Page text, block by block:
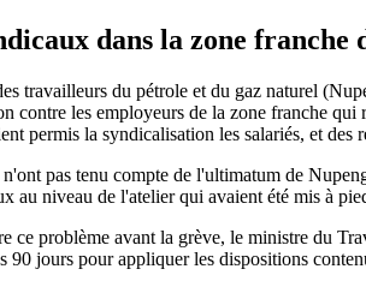
dans la zone
travailleurs du pétrole et du gaz naturel
contre les employeurs de la zone franche
permis la syndicalisation les salariés, et
pas tenu compte de l'ultimatum de
au niveau de l'atelier qui avaient été mis à
ce problème avant la grève, le ministre du
90 jours pour appliquer les dispositions